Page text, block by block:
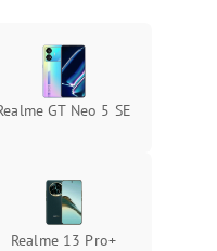
GT Neo 5 SE
Realme 13 Pro+